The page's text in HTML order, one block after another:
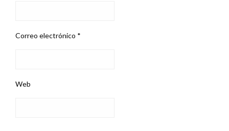
Correo electrónico *
Web